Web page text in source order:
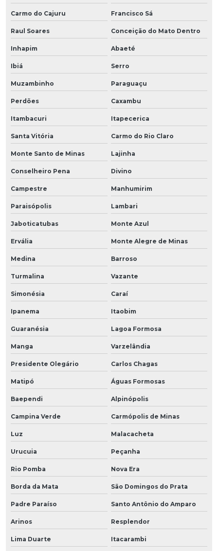
Carmo do Cajuru Francisco Sá
Raul Soares Conceição do Mato Dentro
Inhapim Abaeté
Ibiá Serro
Muzambinho Paraguaçu
Perdões Caxambu
Itambacuri Itapecerica
Santa Vitória Carmo do Rio Claro
Monte Santo de Minas Lajinha
Conselheiro Pena Divino
Campestre Manhumirim
Paraisópolis Lambari
Jaboticatubas Monte Azul
Ervália Monte Alegre de Minas
Medina Barroso
Turmalina Vazante
Simonésia Caraí
Ipanema Itaobim
Guaranésia Lagoa Formosa
Manga Varzelândia
Presidente Olegário Carlos Chagas
Matipó Águas Formosas
Baependi Alpinópolis
Campina Verde Carmópolis de Minas
Luz Malacacheta
Urucuia Peçanha
Rio Pomba Nova Era
Borda da Mata São Domingos do Prata
Padre Paraíso Santo Antônio do Amparo
Arinos Resplendor
Lima Duarte Itacarambi